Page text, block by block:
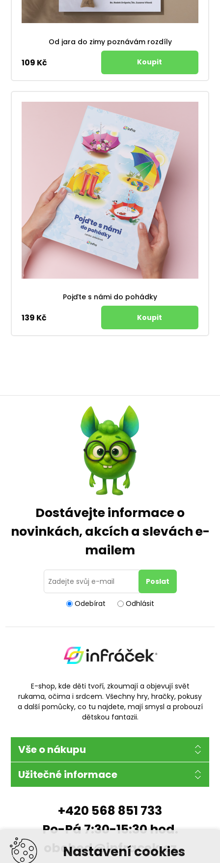
Nastavení cookies
Od jara do zimy poznávám rozdíly
109 Kč
Pojďte s námi do pohádky
139 Kč
Dostávejte informace o
novinkách, akcích a slevách e-
mailem
Odebírat Odhlásit
E-shop, kde děti tvoří, zkoumají a objevují svět
rukama, očima i srdcem. Všechny hry, hračky, pokusy
a další pomůcky, co tu najdete, mají smysl a probouzí
dětskou fantazii.
Vše o nákupu
Užitečné informace
+420 568 851 733
Po-Pá 7:30-15:30 hod.
obchod@infracek.cz